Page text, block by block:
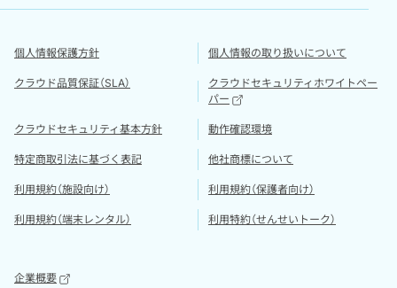
個人情報保護方針 個人情報の取り扱いについて
クラウド品質保証（SLA）
クラウドセキュリティホワイトペー
パー
クラウドセキュリティ基本方針 動作確認環境
特定商取引法に基づく表記 他社商標について
利用規約（施設向け） 利用規約（保護者向け）
利用規約（端末レンタル） 利用特約（せんせいトーク）
企業概要